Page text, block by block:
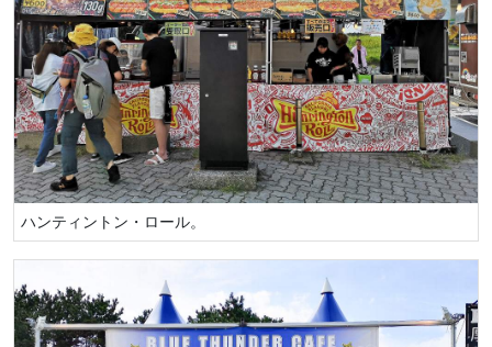
ハンティントン・ロール。